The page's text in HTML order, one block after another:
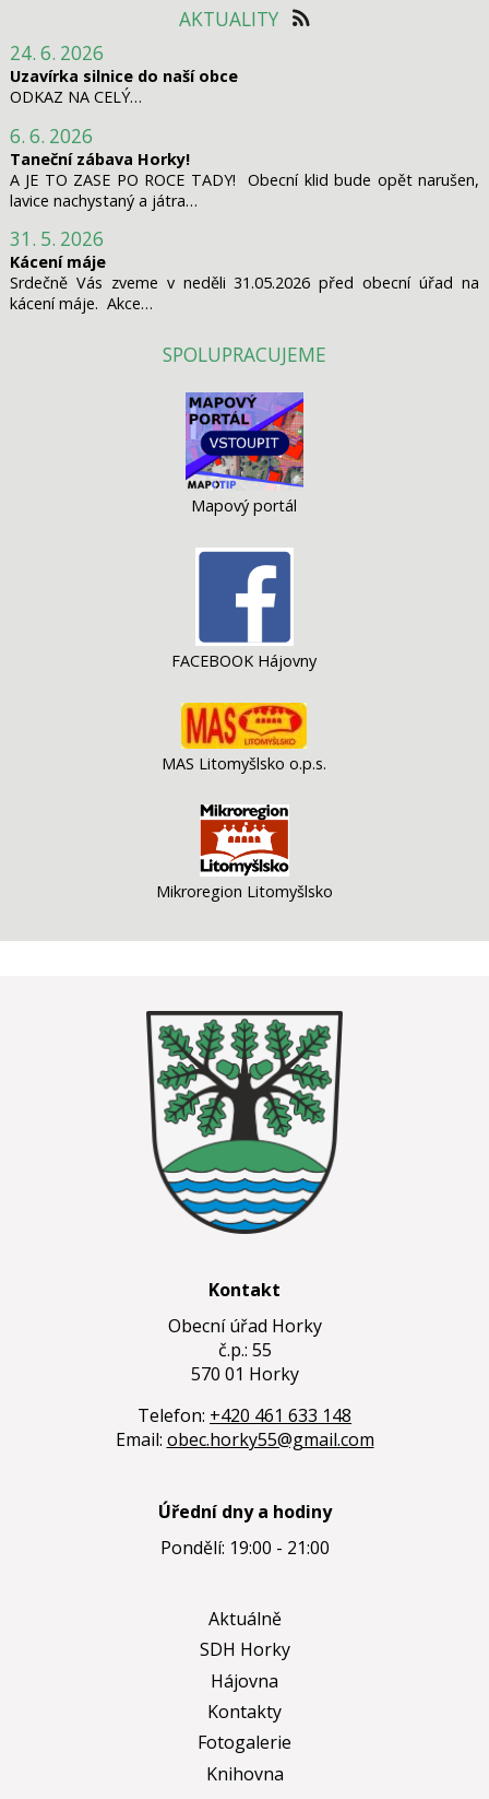
AKTUALITY
24. 6. 2026
Uzavírka silnice do naší obce
ODKAZ NA CELÝ…
6. 6. 2026
Taneční zábava Horky!
A JE TO ZASE PO ROCE TADY! Obecní klid bude opět narušen,
lavice nachystaný a játra…
31. 5. 2026
Kácení máje
Srdečně Vás zveme v neděli 31.05.2026 před obecní úřad na
kácení máje. Akce…
SPOLUPRACUJEME
Mapový portál
FACEBOOK Hájovny
MAS Litomyšlsko o.p.s.
Mikroregion Litomyšlsko
Kontakt
Obecní úřad Horky
č.p.: 55
570 01 Horky
Telefon: +420 461 633 148
Email: obec.horky55@gmail.com
Úřední dny a hodiny
Pondělí: 19:00 - 21:00
Aktuálně
SDH Horky
Hájovna
Kontakty
Fotogalerie
Knihovna